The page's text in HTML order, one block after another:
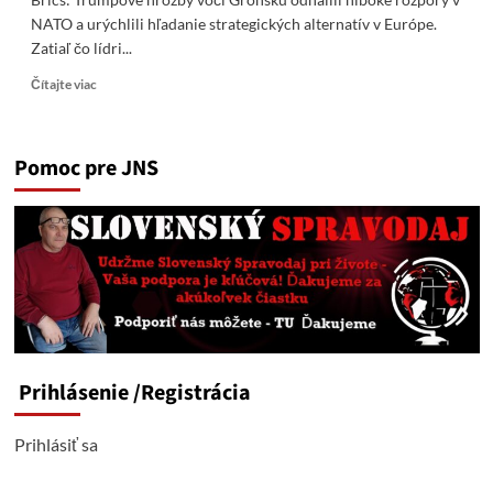
NATO a urýchlili hľadanie strategických alternatív v Európe.
Zatiaľ čo lídri...
Čítajte viacRead
Dokáže
zachrániť
Grónsko
Európu
uprostred
amerických
hrozieb?
Pomoc pre JNS
Prihlásenie/Registrácia
Prihlásiť sa